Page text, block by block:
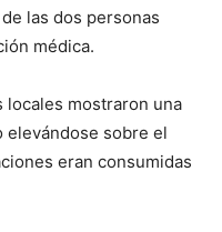
las dos personas
médica.
locales mostraron una
elevándose sobre el
eran consumidas